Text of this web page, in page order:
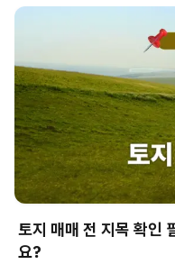
토지 매매 전 지목 확인
요?